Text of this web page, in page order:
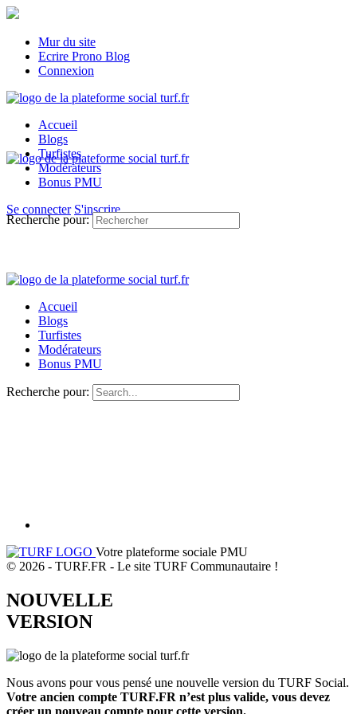
Mur du site
Ecrire Prono Blog
Connexion
Accueil
Blogs
Turfistes
Modérateurs
Bonus PMU
Se connecter S'inscrire
Recherche pour:
Accueil
Blogs
Turfistes
Modérateurs
Bonus PMU
Recherche pour:
Votre plateforme sociale PMU
© 2026 - TURF.FR - Le site TURF Communautaire !
NOUVELLE
VERSION
Nous avons pour vous pensé une nouvelle version du TURF Social.
Votre ancien compte TURF.FR n’est plus valide, vous devez
créer un nouveau compte pour cette version.